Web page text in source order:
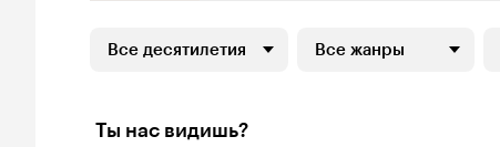
Все десятилетия Все жанры
Ты нас видишь?